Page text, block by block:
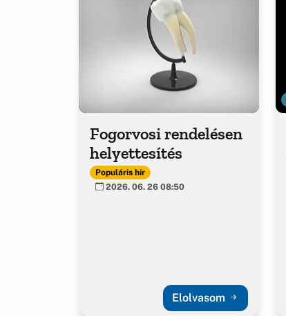
Fogorvosi rendelésen
helyettesítés
Populáris hír
2026. 06. 26 08:50
Elolvasom